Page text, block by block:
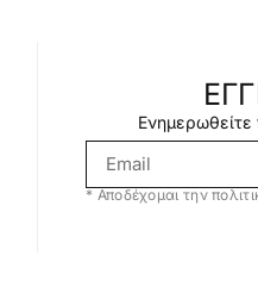
* Αποδέχομαι την